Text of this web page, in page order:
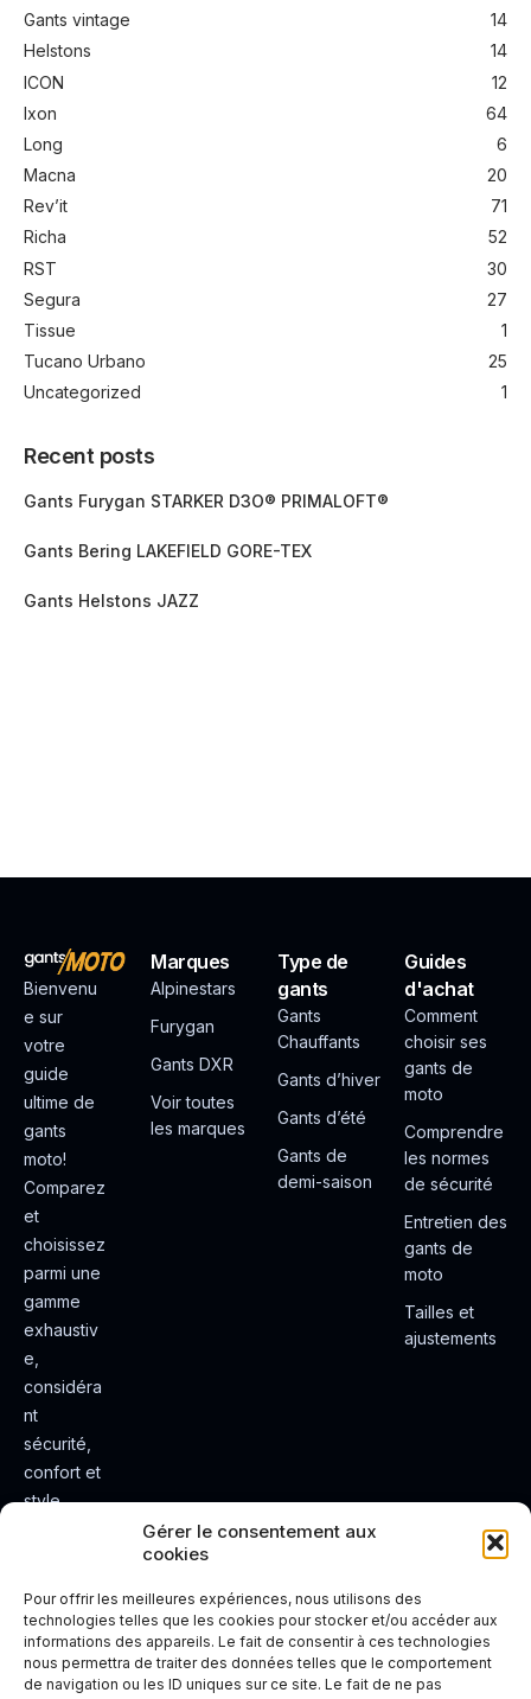
Gérer le consentement aux
cookies
Pour offrir les meilleures expériences, nous utilisons des
technologies telles que les cookies pour stocker et/ou accéder aux
informations des appareils. Le fait de consentir à ces technologies
nous permettra de traiter des données telles que le comportement
de navigation ou les ID uniques sur ce site. Le fait de ne pas
Gants vintage
14
Helstons
14
ICON
12
Ixon
64
Long
6
Macna
20
Rev’it
71
Richa
52
RST
30
Segura
27
Tissue
1
Tucano Urbano
25
Uncategorized
1
Recent posts
Gants Furygan STARKER D3O® PRIMALOFT®
Gants Bering LAKEFIELD GORE-TEX
Gants Helstons JAZZ
Bienvenu
e sur
votre
guide
ultime de
gants
moto!
Comparez
et
choisissez
parmi une
gamme
exhaustiv
e,
considéra
nt
sécurité,
confort et
style.
e de
conduite
plus sûre
Marques
Alpinestars
Furygan
Gants DXR
Voir toutes
les marques
Type de
gants
Gants
Chauffants
Gants d’hiver
Gants d’été
Gants de
demi-saison
Guides
d'achat
Comment
choisir ses
gants de
moto
Comprendre
les normes
de sécurité
Entretien des
gants de
moto
Tailles et
ajustements